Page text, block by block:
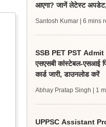
आएगा? जानें लेटेस्ट अपडेट,
Santosh Kumar | 6 mins
SSB PET PST
एसएसबी कांस्टेबल-एसआई
कार्ड जारी, डाउनलोड करें
Abhay Pratap Singh | 1
UPPSC Assistant